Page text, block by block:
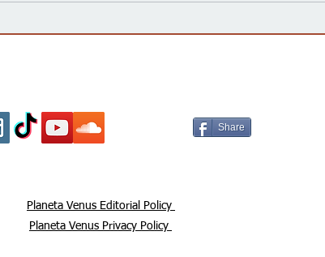
Share
Planeta Venus Privacy Policy
Planeta Venus Editorial Policy